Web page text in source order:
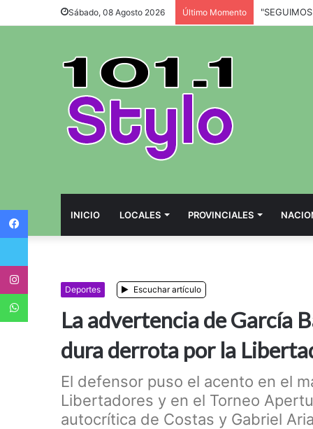
Sábado, 08 Agosto 2026 Último Momento
INICIO LOCALES PROVINCIALES
Deportes Escuchar artículo
La advertencia de García
dura derrota por la
El defensor puso el acento en el
Libertadores y en el Torneo
autocrítica de Costas y Gabriel
Twitter
WhatsApp